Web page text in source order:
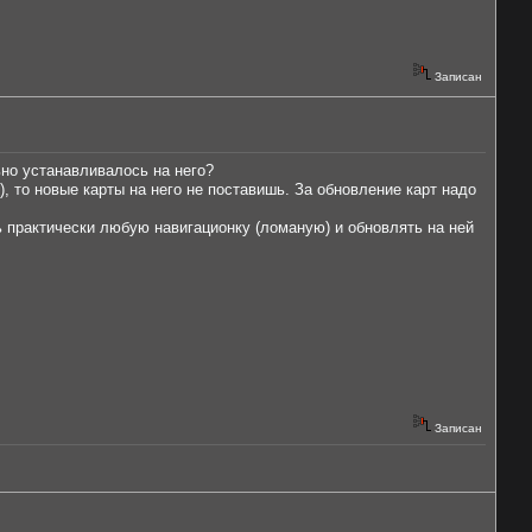
Записан
устанавливалось на него?
новые карты на него не поставишь. За обновление карт надо
любую навигационку (ломаную) и обновлять на ней
Записан